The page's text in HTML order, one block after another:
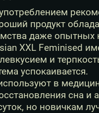
продукт
даже опытных
XXL Feminised
и
успокаивается.
в
сна и
но новичкам